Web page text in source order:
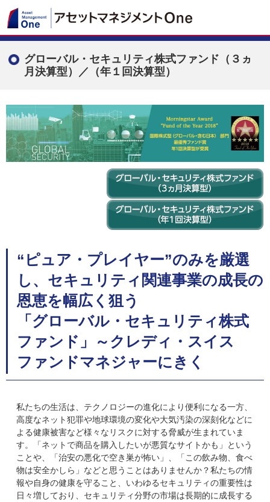
グローバル・セキュリティ株式ファンド（３ヵ
月決算型）／（年１回決算型）
“ピュア・プレイヤー”のみを厳選
し、セキュリティ関連事業の成長の
恩恵を幅広く狙う
「グローバル・セキュリティ株式
ファンド」～クレディ・スイス
ファンドマネジャーにきく
私たちの生活は、テクノロジーの進化により便利になる一方、
高度なネット犯罪や地球環境の変化や大気汚染の深刻化などに
よる健康被害など様々なリスクに対する脅威が生まれていま
す。「ネットで商品を購入したいが悪質なサイトかも」という
ことや、「治安の悪化で空き巣が怖い」、「この飲み物、食べ
物は安全かしら」などと思うことはありませんか？私たちの情
報や自身の健康を守ること、いわゆるセキュリティの重要性は
日々増しており、セキュリティ分野の市場は長期的に成長する